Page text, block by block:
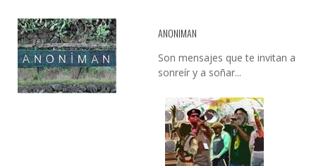
ANONIMAN
Son mensajes que te invitan a
sonreír y a soñar...